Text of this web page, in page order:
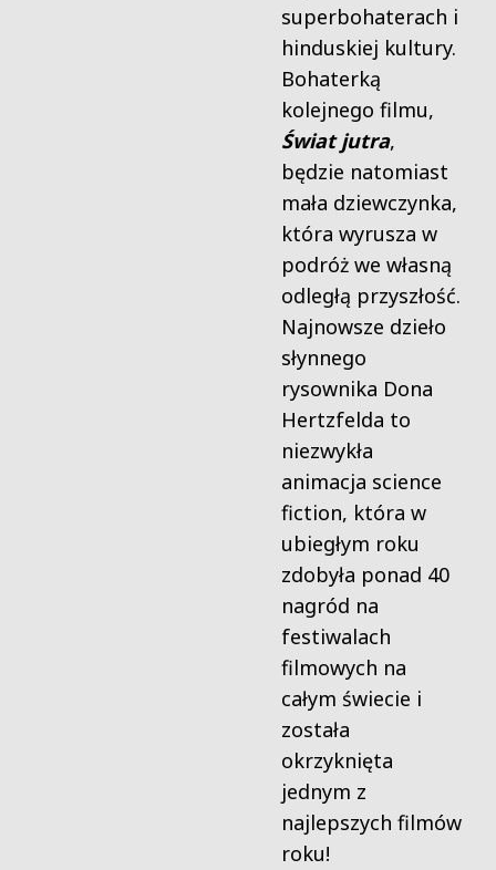
superbohaterach i
hinduskiej kultury.
Bohaterką
kolejnego filmu,
Świat jutra,
będzie natomiast
mała dziewczynka,
która wyrusza w
podróż we własną
odległą przyszłość.
Najnowsze dzieło
słynnego
rysownika Dona
Hertzfelda to
niezwykła
animacja science
fiction, która w
ubiegłym roku
zdobyła ponad 40
nagród na
festiwalach
filmowych na
całym świecie i
została
okrzyknięta
jednym z
najlepszych filmów
roku!